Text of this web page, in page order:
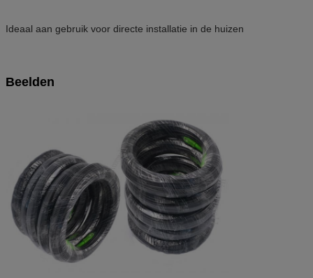
Ideaal aan gebruik voor directe installatie in de huizen
Beelden